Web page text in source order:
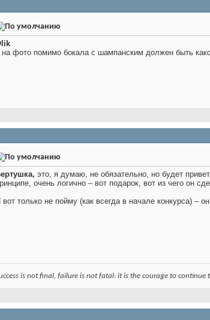
на фото помимо бокала с шампанским должен быть
это, я думаю, не обязательно, но будет
очень логично – вот подарок, вот из чего он
вот только не пойму (как всегда в начале конкурса) –
is not final, failure is not fatal: it is the courage to continue